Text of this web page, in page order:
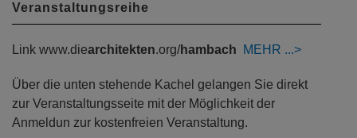
Veranstaltungsreihe
Link www.diearchitekten.org/hambach MEHR
Über die unten stehende Kachel gelangen Sie direkt
zur Veranstaltungsseite mit der Möglichkeit der
Anmeldun zur kostenfreien Veranstaltung.